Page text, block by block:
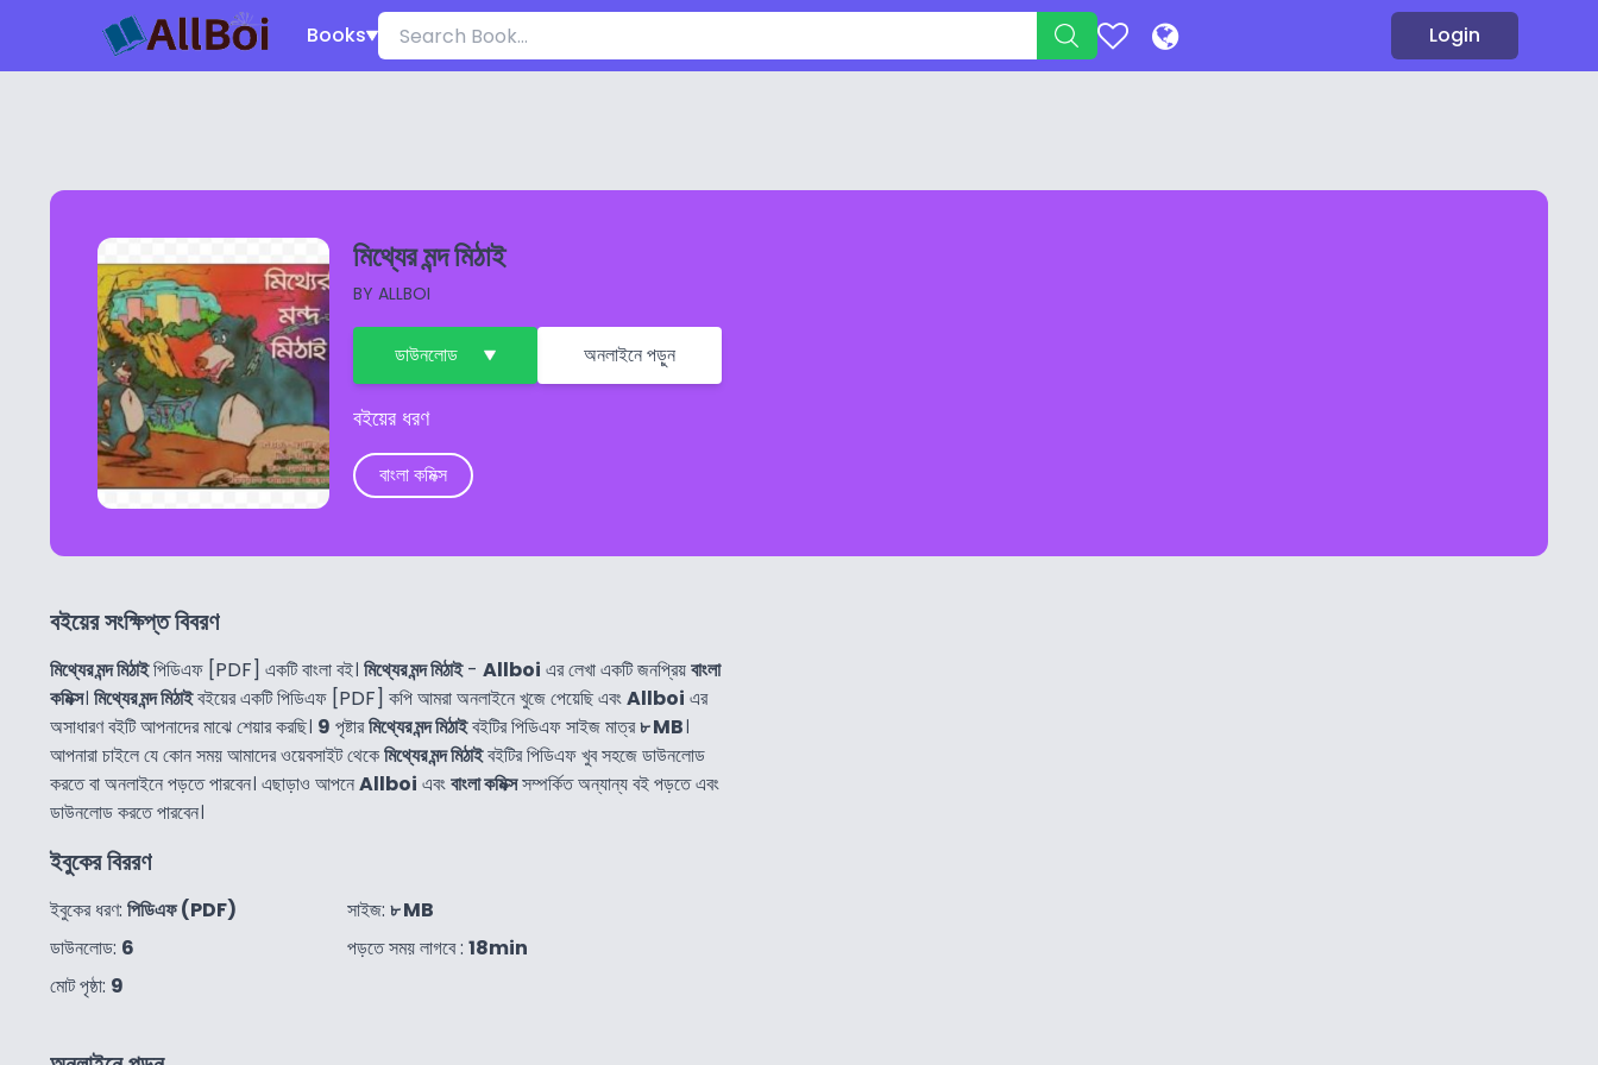
Books Login
মিথ্যের মন্দ মিঠাই
BY ALLBOI
ডাউনলোড অনলাইনে পড়ুন
বইয়ের ধরণ
বাংলা কমিক্স
বইয়ের সংক্ষিপ্ত বিবরণ
মিথ্যের মন্দ মিঠাইপিডিএফ [PDF] একটি বাংলা বই। মিথ্যের মন্দ মিঠাই- Allboi এর লেখা একটি জনপ্রিয়বাংলা
কমিক্স। মিথ্যের মন্দ মিঠাইবইয়ের একটি পিডিএফ [PDF] কপি আমরা অনলাইনে খুজে পেয়েছি এবংAllboi এর
অসাধারণ বইটি আপনাদের মাঝে শেয়ার করছি। 9 পৃষ্টারমিথ্যের মন্দ মিঠাইবইটির পিডিএফ সাইজ মাত্র৮ MB।
আপনারা চাইলে যে কোন সময় আমাদের ওয়েবসাইট থেকেমিথ্যের মন্দ মিঠাইবইটির পিডিএফ খুব সহজে ডাউনলোড
করতে বা অনলাইনে পড়তে পারবেন। এছাড়াও আপনেAllboi এবংবাংলা কমিক্সসম্পর্কিত অন্যান্য বই পড়তে এবং
ডাউনলোড করতে পারবেন।
ইবুকের বিররণ
ইবুকের ধরণ: পিডিএফ (PDF)
ডাউনলোড: 6
মোট পৃষ্ঠা: 9
সাইজ: ৮ MB
পড়তে সময় লাগবে : 18min